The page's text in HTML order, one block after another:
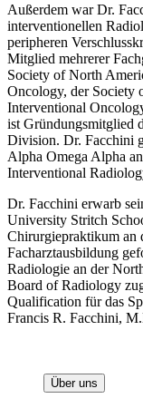
Außerdem war Dr.
interventionellen
peripheren
Mitglied mehrerer
Society of North
Oncology, der Society
Interventional
ist Gründungsmitglied
Division. Dr. Facchini
Alpha Omega Alpha
Interventional
Dr. Facchini erwarb
University Stritch
Chirurgiepraktikum an
Facharztausbildung
Radiologie an der
Board of Radiology
Qualification für das
Francis R. Facchini,
Über uns